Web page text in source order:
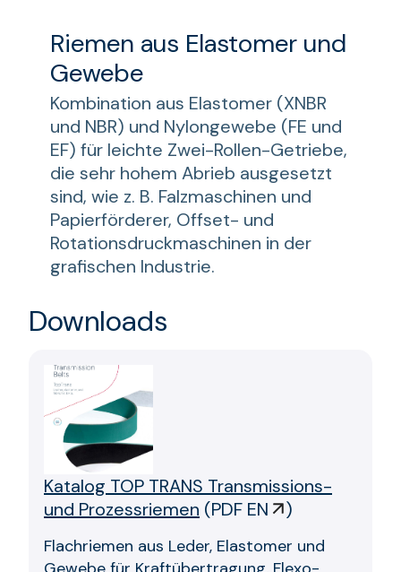
Riemen aus Elastomer und
Gewebe
Kombination aus Elastomer (XNBR
und NBR) und Nylongewebe (FE und
EF) für leichte Zwei-Rollen-Getriebe,
die sehr hohem Abrieb ausgesetzt
sind, wie z. B. Falzmaschinen und
Papierförderer, Offset- und
Rotationsdruckmaschinen in der
grafischen Industrie.
Downloads
Katalog TOP TRANS Transmissions-
und Prozessriemen (PDF EN )
Flachriemen aus Leder, Elastomer und